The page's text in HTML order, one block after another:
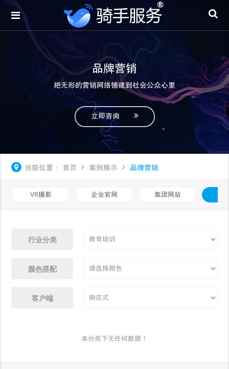
品牌营销
把无形的营销网络铺建到社会公众心里
立即咨询
当前位置： 首页 案例展示 品牌营销
VR摄影 企业官网 集团网站
行业分类
颜色搭配
客户端
本分类下无任何数据！